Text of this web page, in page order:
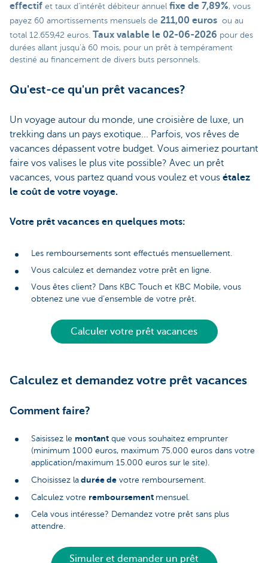
effectif et taux d’intérêt débiteur annuel fixe de 7,89%, vous
payez 60 amortissements mensuels de 211,00 euros ou au
total 12.659,42 euros. Taux valable le 02-06-2026 pour des
durées allant jusqu’à 60 mois, pour un prêt à tempérament
destiné au financement de divers buts personnels.
Qu'est-ce qu'un prêt vacances?
Un voyage autour du monde, une croisière de luxe, un
trekking dans un pays exotique... Parfois, vos rêves de
vacances dépassent votre budget. Vous aimeriez pourtant
faire vos valises le plus vite possible? Avec un prêt
vacances, vous partez quand vous voulez et vous étalez
le coût de votre voyage.
Votre prêt vacances en quelques mots:
Les remboursements sont effectués mensuellement.
Vous calculez et demandez votre prêt en ligne.
Vous êtes client? Dans KBC Touch et KBC Mobile, vous
obtenez une vue d'ensemble de votre prêt.
Calculer votre prêt vacances
Calculez et demandez votre prêt vacances
Comment faire?
Saisissez le montant que vous souhaitez emprunter
(minimum 1000 euros, maximum 75.000 euros dans votre
application/maximum 15.000 euros sur le site).
Choisissez la durée de votre remboursement.
Calculez votre remboursement mensuel.
Cela vous intéresse? Demandez votre prêt sans plus
attendre.
Simuler et demander un prêt